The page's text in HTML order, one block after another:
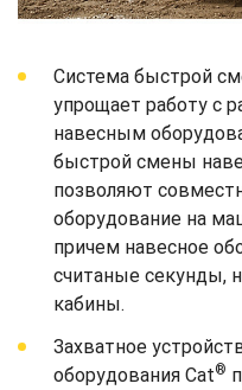
Система быстрой
упрощает работу с
навесным
быстрой смены
позволяют
оборудование на
причем навесное
считаные секунды,
кабины.
Захватное
оборудования Cat®